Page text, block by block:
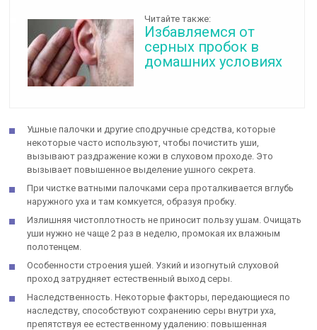
Читайте также:
Избавляемся от
серных пробок в
домашних условиях
Ушные палочки и другие сподручные средства, которые
некоторые часто используют, чтобы почистить уши,
вызывают раздражение кожи в слуховом проходе. Это
вызывает повышенное выделение ушного секрета.
При чистке ватными палочками сера проталкивается вглубь
наружного уха и там комкуется, образуя пробку.
Излишняя чистоплотность не приносит пользу ушам. Очищать
уши нужно не чаще 2 раз в неделю, промокая их влажным
полотенцем.
Особенности строения ушей. Узкий и изогнутый слуховой
проход затрудняет естественный выход серы.
Наследственность. Некоторые факторы, передающиеся по
наследству, способствуют сохранению серы внутри уха,
препятствуя ее естественному удалению: повышенная